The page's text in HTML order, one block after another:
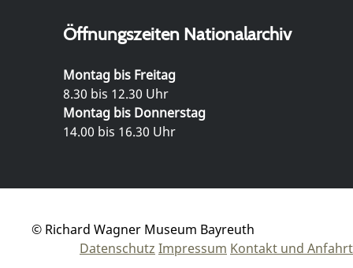
Öffnungszeiten Nationalarchiv
Montag bis Freitag
8.30 bis 12.30 Uhr
Montag bis Donnerstag
14.00 bis 16.30 Uhr
© Richard Wagner Museum Bayreuth
Datenschutz Impressum Kontakt und Anfahrt